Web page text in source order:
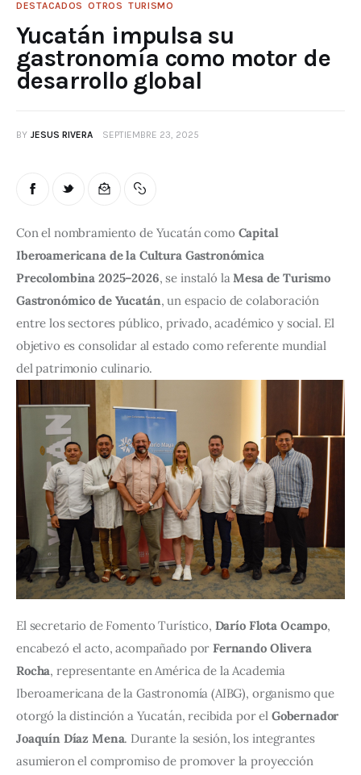
DESTACADOS OTROS TURISMO
Yucatán impulsa su
gastronomía como motor de
desarrollo global
BY JESUS RIVERA SEPTIEMBRE 23, 2025
Con el nombramiento de Yucatán como Capital
Iberoamericana de la Cultura Gastronómica
Precolombina 2025–2026, se instaló la Mesa de Turismo
Gastronómico de Yucatán, un espacio de colaboración
entre los sectores público, privado, académico y social. El
objetivo es consolidar al estado como referente mundial
del patrimonio culinario.
El secretario de Fomento Turístico, Darío Flota Ocampo,
encabezó el acto, acompañado por Fernando Olivera
Rocha, representante en América de la Academia
Iberoamericana de la Gastronomía (AIBG), organismo que
otorgó la distinción a Yucatán, recibida por el Gobernador
Joaquín Díaz Mena. Durante la sesión, los integrantes
asumieron el compromiso de promover la proyección